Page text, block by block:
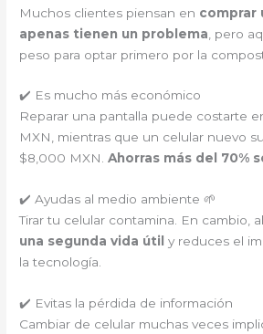
Muchos clientes piensan en comprar
apenas tienen un problema , pero
peso para optar primero por la
✔️ Es mucho más económico
Reparar una pantalla puede costarte
MXN, mientras que un celular nuevo
$8,000 MXN.Ahorras más del 70%
✔️ Ayudas al medio ambiente 🌱
Tirar tu celular contamina. En cambio,
una segunda vida útil y reduces el
la tecnología.
✔️ Evitas la pérdida de información
Cambiar de celular muchas veces